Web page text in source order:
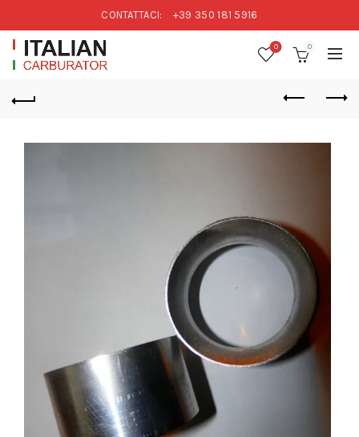
CONTATTACI: +39 350 181 5916
0 0